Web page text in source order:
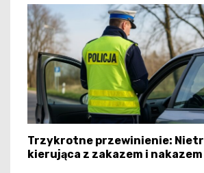
Trzykrotne przewinienie:
kierująca z zakazem i